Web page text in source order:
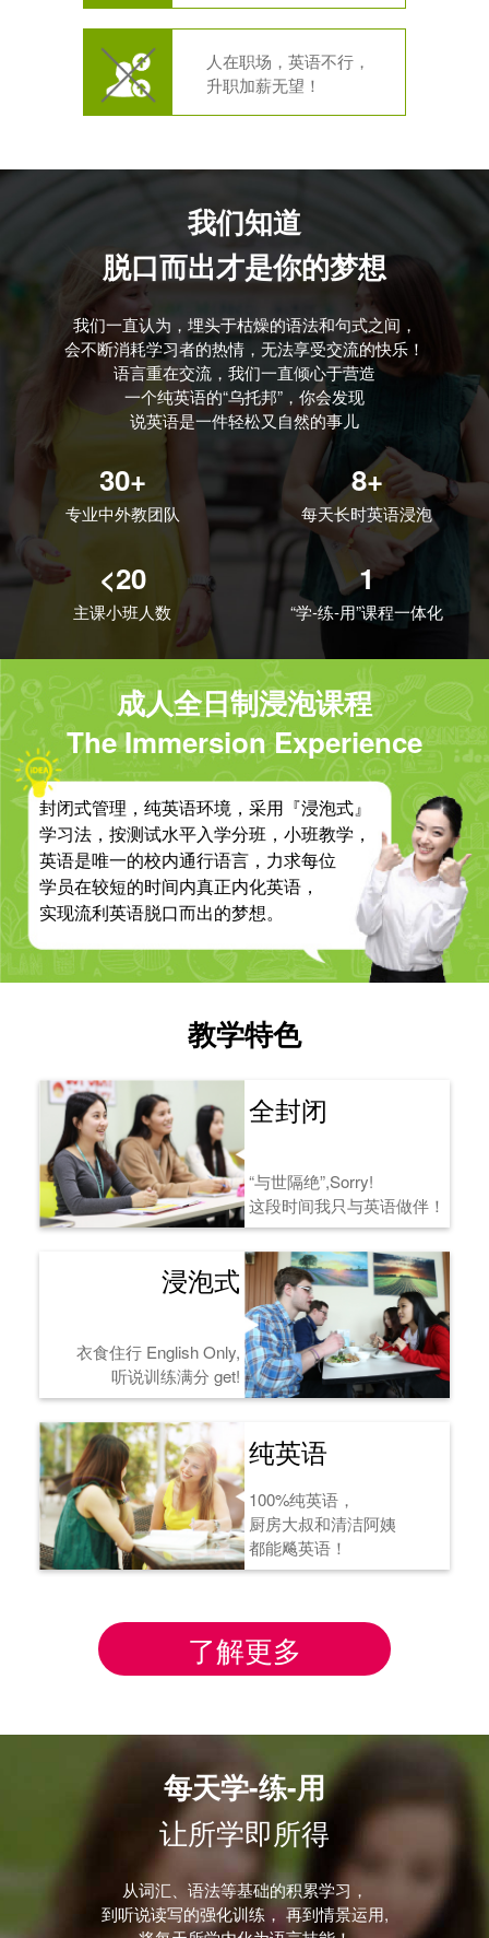
人在职场，英语不行，
升职加薪无望！
我们知道
脱口而出才是你的梦想
我们一直认为，埋头于枯燥的语法和句式之间，
会不断消耗学习者的热情，无法享受交流的快乐！
语言重在交流，我们一直倾心于营造
一个纯英语的“乌托邦”，你会发现
说英语是一件轻松又自然的事儿
30+
专业中外教团队
8+
每天长时英语浸泡
<20
主课小班人数
1
“学-练-用”课程一体化
成人全日制浸泡课程
The Immersion Experience
封闭式管理，纯英语环境，采用『浸泡式』
学习法，按测试水平入学分班，小班教学，
英语是唯一的校内通行语言，力求每位
学员在较短的时间内真正内化英语，
实现流利英语脱口而出的梦想。
教学特色
全封闭
“与世隔绝”,Sorry!
这段时间我只与英语做伴！
浸泡式
衣食住行 English Only,
听说训练满分 get!
纯英语
100%纯英语，
厨房大叔和清洁阿姨
都能飚英语！
了解更多
每天学-练-用
让所学即所得
从词汇、语法等基础的积累学习，
到听说读写的强化训练， 再到情景运用,